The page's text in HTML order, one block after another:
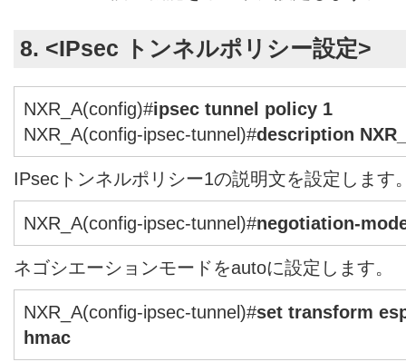
8. <IPsec トンネルポリシー設定>
NXR_A(config)#ipsec tunnel policy 1
NXR_A(config-ipsec-tunnel)#description
IPsecトンネルポリシー1の説明文を設定します
NXR_A(config-ipsec-tunnel)#negotiation-
ネゴシエーションモードをautoに設定します。
NXR_A(config-ipsec-tunnel)#set transform
hmac